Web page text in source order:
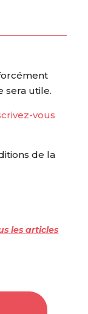
sera utile.
vous
de la
les articles